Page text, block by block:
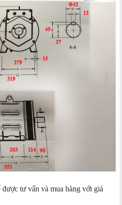
tư vấn và mua hàng với giá